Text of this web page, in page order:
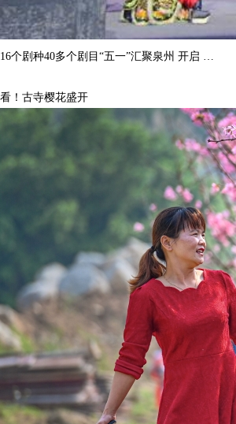
16个剧种40多个剧目“五一”汇聚泉州 开启 …
看！古寺樱花盛开